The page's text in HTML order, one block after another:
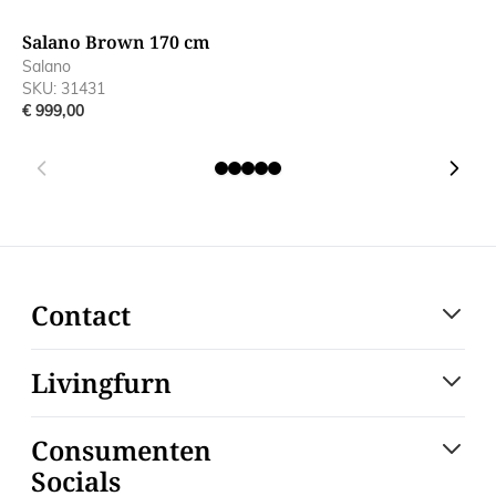
Salano Brown 170 cm
Salano
SKU: 31431
€ 999,00
Contact
Livingfurn
Consumenten
Socials